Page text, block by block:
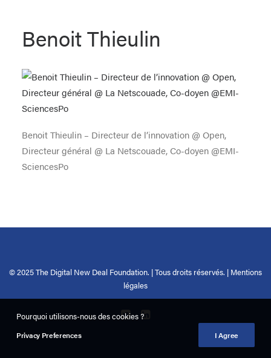
RECHERCHE
Benoit Thieulin
Benoit Thieulin – Directeur de l’innovation @ Open,
Directeur général @ La Netscouade, Co-doyen @EMI-
SciencesPo
© 2025 The Digital New Deal Foundation. | Tous droits réservés. | Mentions
légales
Pourquoi utilisons-nous des cookies ?
Privacy Preferences I Agree